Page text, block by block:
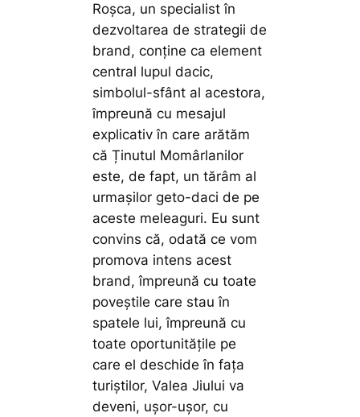
Roșca, un specialist în
dezvoltarea de strategii de
brand, conține ca element
central lupul dacic,
simbolul-sfânt al acestora,
împreună cu mesajul
explicativ în care arătăm
că Ținutul Momârlanilor
este, de fapt, un tărâm al
urmașilor geto-daci de pe
aceste meleaguri. Eu sunt
convins că, odată ce vom
promova intens acest
brand, împreună cu toate
poveștile care stau în
spatele lui, împreună cu
toate oportunitățile pe
care el deschide în fața
turiștilor, Valea Jiului va
deveni, ușor-ușor, cu